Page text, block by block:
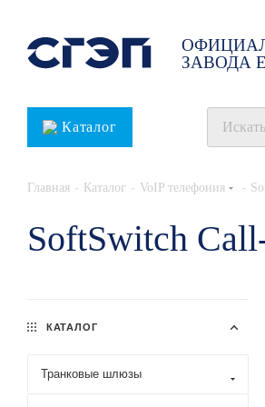
ЗАВОДА
Каталог
Главная - Каталог - VoIP телефония -
SoftSwitch
КАТАЛОГ
Транковые шлюзы